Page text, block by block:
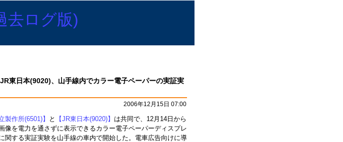
東日本(9020)、山手線内でカラー電子ペーパーの実証実
2006年12月15日 07:00
製作所(6501)】 と 【JR東日本(9020)】 は共同で、12月14日から
像を電力を通さずに表示できるカラー電子ペーパーディスプレ
関する実証実験を山手線の車内で開始した。電車広告向けに導